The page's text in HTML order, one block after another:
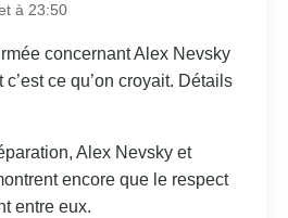
à 23:50
concernant Alex Nevsky
ce qu’on croyait. Détails
Alex Nevsky et
encore que le respect
entre eux.